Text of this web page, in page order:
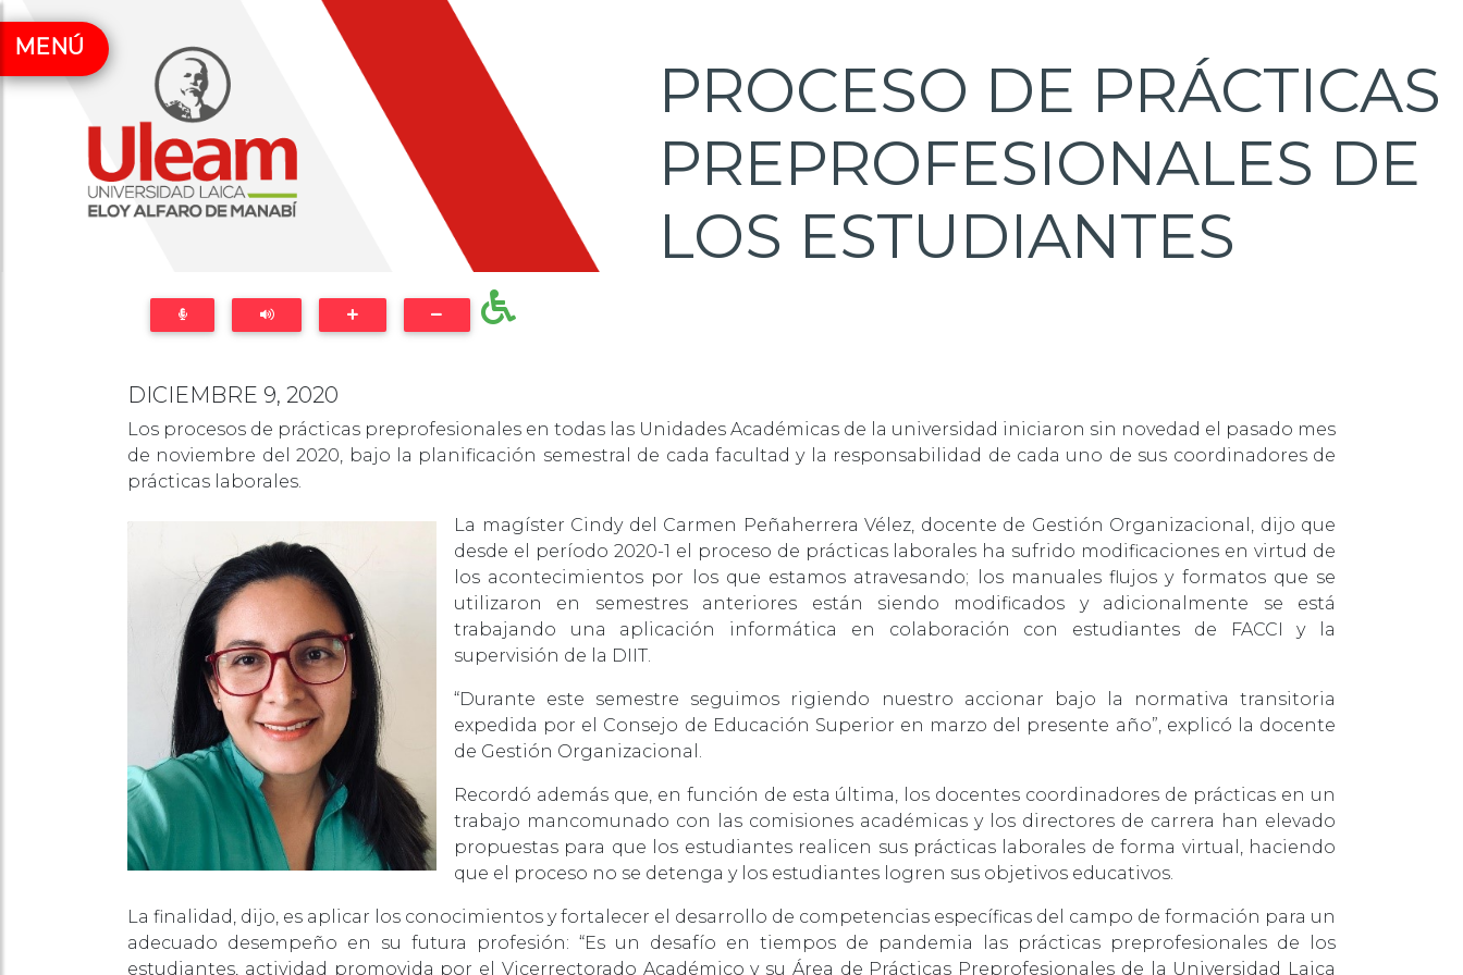
MENÚ
PROCESO DE PRÁCTICAS
PREPROFESIONALES DE
LOS ESTUDIANTES
DICIEMBRE 9, 2020
Los procesos de prácticas preprofesionales en todas las Unidades Académicas de la universidad iniciaron sin novedad el pasado mes
de noviembre del 2020, bajo la planificación semestral de cada facultad y la responsabilidad de cada uno de sus coordinadores de
prácticas laborales.
La magíster Cindy del Carmen Peñaherrera Vélez, docente de Gestión Organizacional, dijo que
desde el período 2020-1 el proceso de prácticas laborales ha sufrido modificaciones en virtud de
los acontecimientos por los que estamos atravesando; los manuales flujos y formatos que se
utilizaron en semestres anteriores están siendo modificados y adicionalmente se está
trabajando una aplicación informática en colaboración con estudiantes de FACCI y la
supervisión de la DIIT.
“Durante este semestre seguimos rigiendo nuestro accionar bajo la normativa transitoria
expedida por el Consejo de Educación Superior en marzo del presente año”, explicó la docente
de Gestión Organizacional.
Recordó además que, en función de esta última, los docentes coordinadores de prácticas en un
trabajo mancomunado con las comisiones académicas y los directores de carrera han elevado
propuestas para que los estudiantes realicen sus prácticas laborales de forma virtual, haciendo
que el proceso no se detenga y los estudiantes logren sus objetivos educativos.
La finalidad, dijo, es aplicar los conocimientos y fortalecer el desarrollo de competencias específicas del campo de formación para un
adecuado desempeño en su futura profesión: “Es un desafío en tiempos de pandemia las prácticas preprofesionales de los
estudiantes, actividad promovida por el Vicerrectorado Académico y su Área de Prácticas Preprofesionales de la Universidad Laica